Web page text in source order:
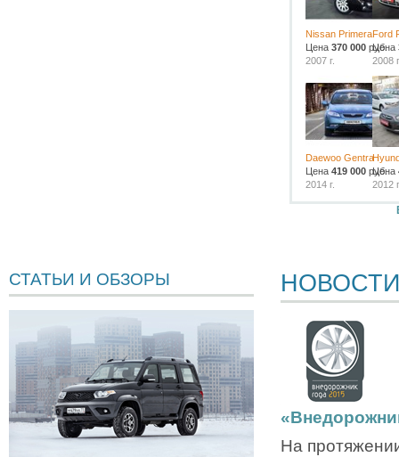
Nissan Primera
Цена 370 000 руб.
2007 г.
Ford
Цена
2008
Daewoo Gentra
Цена 419 000 руб.
2014 г.
Цена
2012
СТАТЬИ И ОБЗОРЫ НОВОСТИ
На